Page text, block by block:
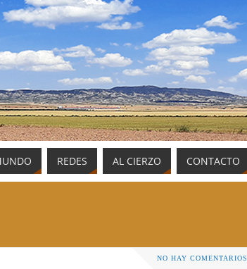
REDES AL CIERZO CONTACTO
NO HAY COMENTARIOS